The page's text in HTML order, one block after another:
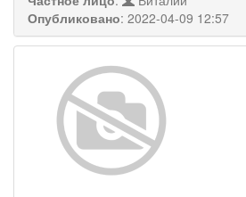
Опубликовано: 2022-04-09 12:57